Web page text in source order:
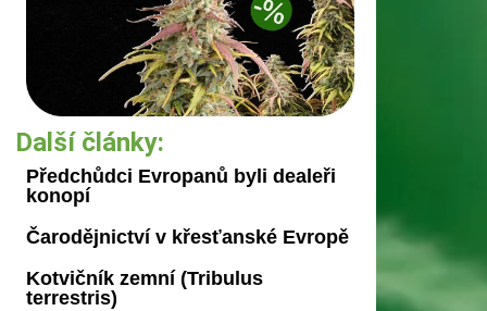
Další články:
Předchůdci Evropanů byli dealeři
konopí
Čarodějnictví v křesťanské Evropě
Kotvičník zemní (Tribulus
terrestris)